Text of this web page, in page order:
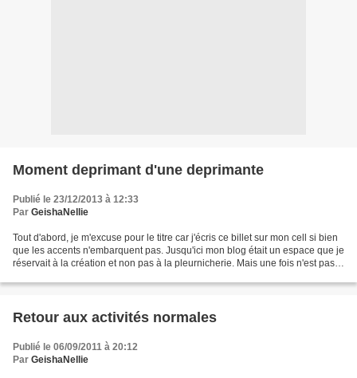
Moment deprimant d'une deprimante
Publié le 23/12/2013 à 12:33
Par GeishaNellie
Tout d'abord, je m'excuse pour le titre car j'écris ce billet sur mon cell si bien
que les accents n'embarquent pas. Jusqu'ici mon blog était un espace que je
réservait à la création et non pas à la pleurnicherie. Mais une fois n'est pas
Retour aux activités normales
Publié le 06/09/2011 à 20:12
Par GeishaNellie